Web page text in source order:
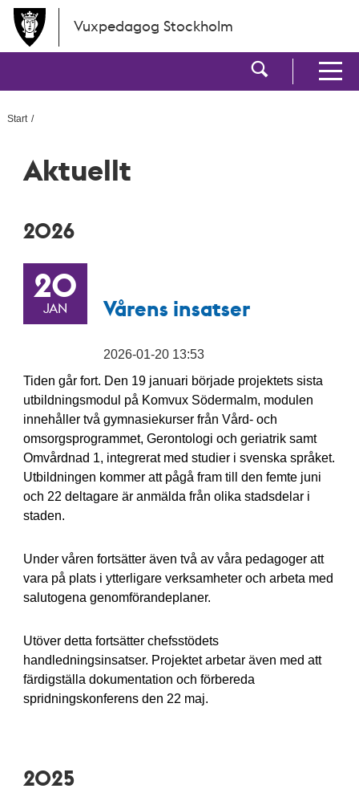
Hoppa till huvudinnehållet
Vuxpedagog Stockholm
Visa
Visa
Start
Aktuellt
2026
20
JAN Vårens insatser
2026-01-20 13:53
Tiden går fort. Den 19 januari började projektets sista
utbildningsmodul på Komvux Södermalm, modulen
innehåller två gymnasiekurser från Vård- och
omsorgsprogrammet, Gerontologi och geriatrik samt
Omvårdnad 1, integrerat med studier i svenska språket.
Utbildningen kommer att pågå fram till den femte juni
och 22 deltagare är anmälda från olika stadsdelar i
staden.
Under våren fortsätter även två av våra pedagoger att
vara på plats i ytterligare verksamheter och arbeta med
salutogena genomförandeplaner.
Utöver detta fortsätter chefsstödets
handledningsinsatser. Projektet arbetar även med att
färdigställa dokumentation och förbereda
spridningskonferens den 22 maj.
2025